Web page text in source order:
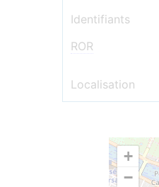
Identifiants
ROR
Localisation
+
−